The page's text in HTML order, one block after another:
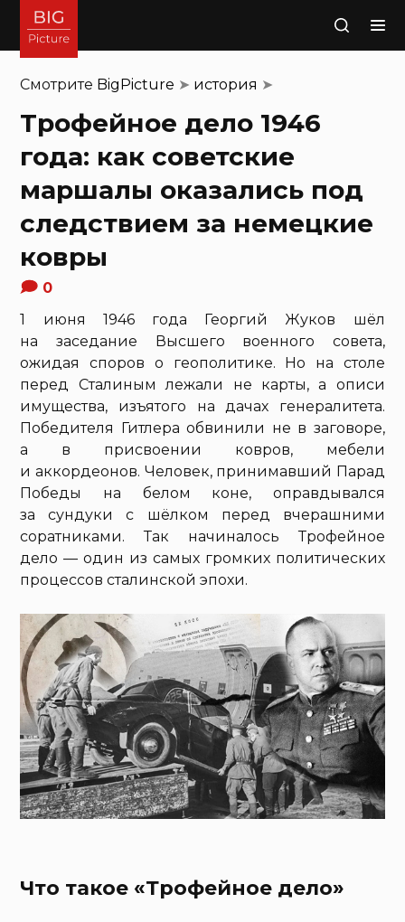
Поиск
Смотрите BigPicture ➤ история ➤
Трофейное дело 1946
года: как советские
маршалы оказались под
следствием за немецкие
ковры
0
1 июня 1946 года Георгий Жуков шёл
на заседание Высшего военного совета,
ожидая споров о геополитике. Но на столе
перед Сталиным лежали не карты, а описи
имущества, изъятого на дачах генералитета.
Победителя Гитлера обвинили не в заговоре,
а в присвоении ковров, мебели
и аккордеонов. Человек, принимавший Парад
Победы на белом коне, оправдывался
за сундуки с шёлком перед вчерашними
соратниками. Так начиналось Трофейное
дело — один из самых громких политических
процессов сталинской эпохи.
Что такое «Трофейное дело»